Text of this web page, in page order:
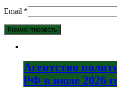
Email *
Агентство
РФ в июле 2026